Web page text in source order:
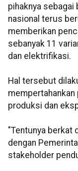
pihaknya
nasional terus
memberikan
sebanyak 11
dan elektrifikasi.
Hal tersebut
produksi dan
"Tentunya berkat
dengan
stakeholder